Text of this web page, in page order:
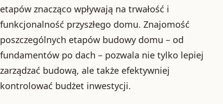
etapów znacząco wpływają na trwałość i
funkcjonalność przyszłego domu. Znajomość
poszczególnych etapów budowy domu – od
fundamentów po dach – pozwala nie tylko lepiej
zarządzać budową, ale także efektywniej
kontrolować budżet inwestycji.